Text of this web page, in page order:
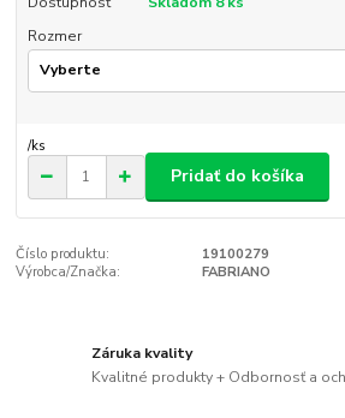
Rozmer
/ks
Pridať do košíka
Číslo produktu:
19100279
Výrobca/Značka:
FABRIANO
Záruka kvality
Kvalitné produkty + Odbornosť a